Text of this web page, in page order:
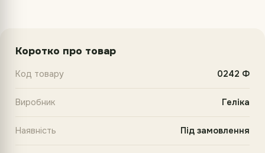
Коротко про товар
Код товару 0242 Ф
Виробник Геліка
Наявність Під замовлення